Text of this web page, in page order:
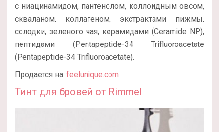
с ниацинамидом, пантенолом, коллоидным овсом,
скваланом, коллагеном, экстрактами пижмы,
солодки, зеленого чая, керамидами (Ceramide NP),
пептидами (Pentapeptide-34 Trifluoroacetate
(Pentapeptide-34 Trifluoroacetate).
Продается на: feelunique.com
Тинт для бровей от Rimmel